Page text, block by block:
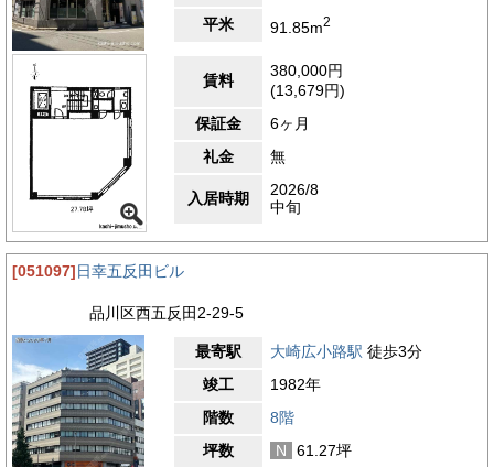
平米
91.85m2
賃料
380,000円
(13,679円)
保証金
6ヶ月
礼金
無
入居時期
2026/8
中旬
[051097]日幸五反田ビル
品川区西五反田2-29-5
最寄駅 大崎広小路駅 徒歩3分
竣工
1982年
階数
8階
坪数
N
61.27坪